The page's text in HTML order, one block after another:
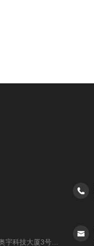
北京市大兴区金星路奥宇科技大厦3号楼206室